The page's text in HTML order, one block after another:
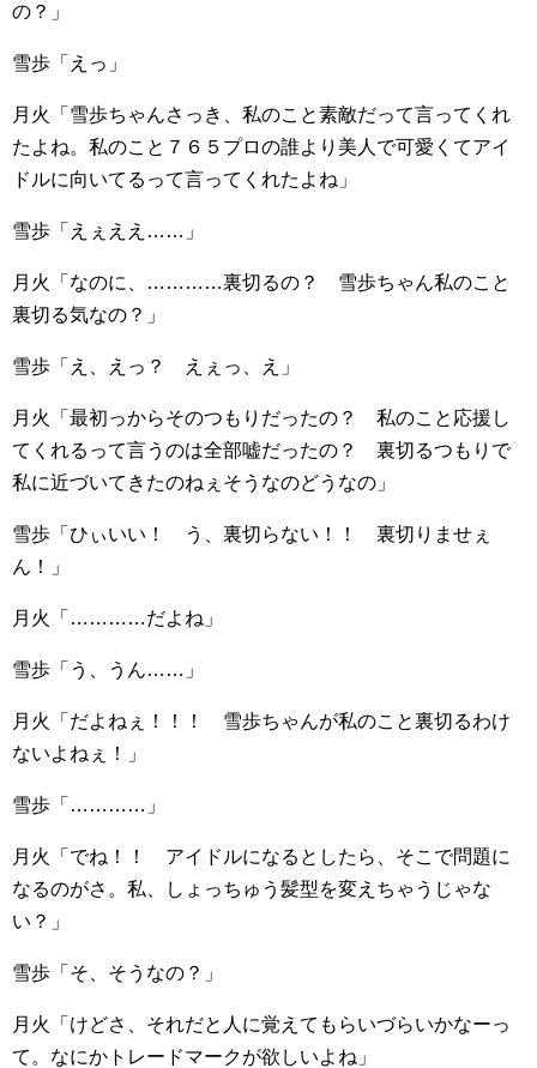
の？」
雪歩「えっ」
月火「雪歩ちゃんさっき、私のこと素敵だって言ってくれ
たよね。私のこと７６５プロの誰より美人で可愛くてアイ
ドルに向いてるって言ってくれたよね」
雪歩「えぇええ……」
月火「なのに、…………裏切るの？ 雪歩ちゃん私のこと
裏切る気なの？」
雪歩「え、えっ？ えぇっ、え」
月火「最初っからそのつもりだったの？ 私のこと応援し
てくれるって言うのは全部嘘だったの？ 裏切るつもりで
私に近づいてきたのねぇそうなのどうなの」
雪歩「ひぃいい！ う、裏切らない！！ 裏切りませぇ
ん！」
月火「…………だよね」
雪歩「う、うん……」
月火「だよねぇ！！！ 雪歩ちゃんが私のこと裏切るわけ
ないよねぇ！」
雪歩「…………」
月火「でね！！ アイドルになるとしたら、そこで問題に
なるのがさ。私、しょっちゅう髪型を変えちゃうじゃな
い？」
雪歩「そ、そうなの？」
月火「けどさ、それだと人に覚えてもらいづらいかなーっ
て。なにかトレードマークが欲しいよね」